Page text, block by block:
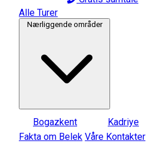
Alle Turer
Nærliggende områder
Bogazkent Kadriye
Fakta om Belek Våre Kontakter